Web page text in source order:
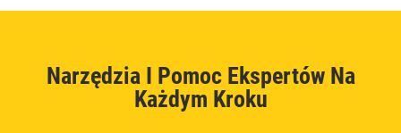
Narzędzia I Pomoc Ekspertów Na
Każdym Kroku